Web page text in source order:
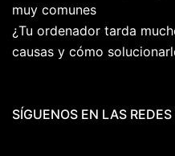
muy comunes
¿Tu ordenador tarda
causas y cómo
SÍGUENOS EN LAS